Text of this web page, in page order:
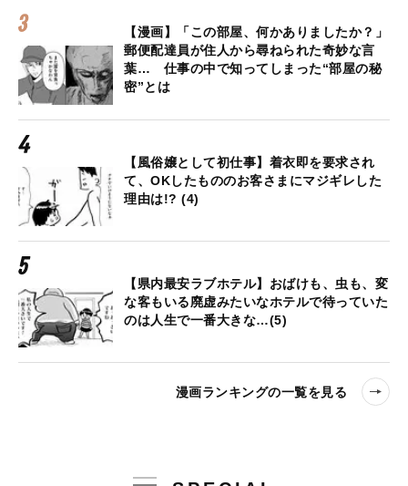
【漫画】「この部屋、何かありましたか？」
郵便配達員が住人から尋ねられた奇妙な言
葉… 仕事の中で知ってしまった“部屋の秘
密”とは
【風俗嬢として初仕事】着衣即を要求され
て、OKしたもののお客さまにマジギレした
理由は!? (4)
【県内最安ラブホテル】おばけも、虫も、変
な客もいる廃虚みたいなホテルで待っていた
のは人生で一番大きな…(5)
漫画ランキングの一覧を見る